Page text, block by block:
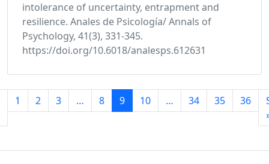
intolerance of uncertainty, entrapment and
resilience. Anales de Psicología/ Annals of
Psychology, 41(3), 331-345.
https://doi.org/10.6018/analesps.612631
1 2 3 … 8 9 10 … 34 35 36